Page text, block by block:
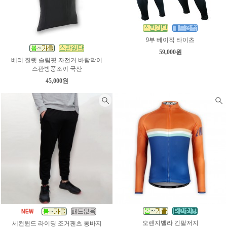
베리 질렛 슬림핏 자전거 바람막이
스판방풍조끼 국산
45,000원
9부 베이직 타이츠
59,000원
세컨윈드 라이딩 조거팬츠 통바지
오렌지벨라 긴팔저지